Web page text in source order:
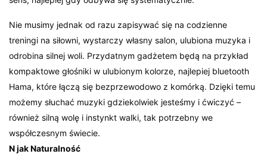
Nie musimy jednak od razu zapisywać się na codzienne
treningi na siłowni, wystarczy własny salon, ulubiona muzyka i
odrobina silnej woli. Przydatnym gadżetem będą na przykład
kompaktowe głośniki w ulubionym kolorze, najlepiej bluetooth
Hama, które łączą się bezprzewodowo z komórką. Dzięki temu
możemy słuchać muzyki gdziekolwiek jesteśmy i ćwiczyć –
również silną wolę i instynkt walki, tak potrzebny we
współczesnym świecie.
N jak Naturalność